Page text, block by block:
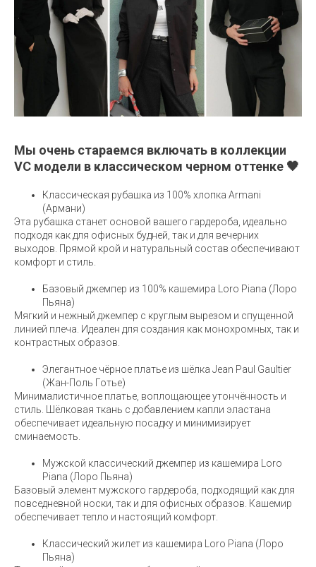
Мы очень стараемся включать в коллекции
VC модели в классическом черном оттенке 🖤
Классическая рубашка из 100% хлопка Armani
(Армани)
Эта рубашка станет основой вашего гардероба, идеально
подходя как для офисных будней, так и для вечерних
выходов. Прямой крой и натуральный состав обеспечивают
комфорт и стиль.
Базовый джемпер из 100% кашемира Loro Piana (Лоро
Пьяна)
Мягкий и нежный джемпер с круглым вырезом и спущенной
линией плеча. Идеален для создания как монохромных, так и
контрастных образов.
Элегантное чёрное платье из шёлка Jean Paul Gaultier
(Жан-Поль Готье)
Минималистичное платье, воплощающее утончённость и
стиль. Шёлковая ткань с добавлением капли эластана
обеспечивает идеальную посадку и минимизирует
сминаемость.
Мужской классический джемпер из кашемира Loro
Piana (Лоро Пьяна)
Базовый элемент мужского гардероба, подходящий как для
повседневной носки, так и для офисных образов. Кашемир
обеспечивает тепло и настоящий комфорт.
Классический жилет из кашемира Loro Piana (Лоро
Пьяна)